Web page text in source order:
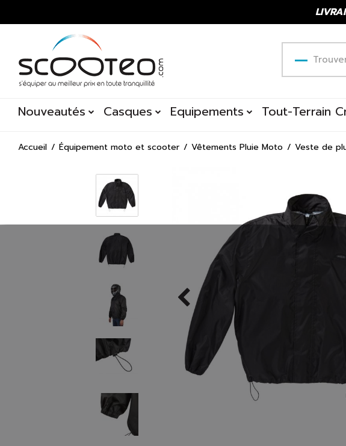
Nouveautés Casques Equipements Tout-Terrain
Accueil Équipement moto et scooter Vêtements Pluie Moto Veste de